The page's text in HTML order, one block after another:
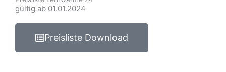
gültig ab 01.01.2024
Preisliste Download